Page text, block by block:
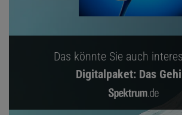
Das könnte Sie auch
Digitalpaket: Das